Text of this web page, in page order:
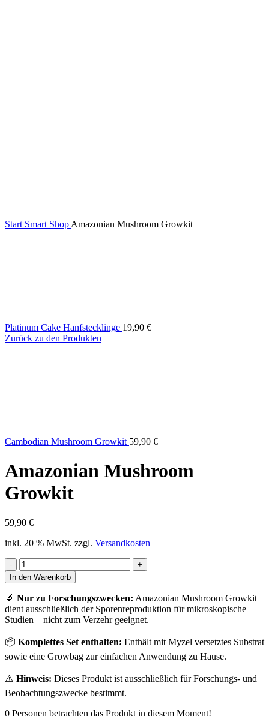
Start Smart Shop Amazonian Mushroom Growkit
Platinum Cake Hanfstecklinge 19,90 €
Zurück zu den Produkten
Cambodian Mushroom Growkit 59,90 €
Amazonian Mushroom
Growkit
59,90 €
inkl. 20 % MwSt. zzgl. Versandkosten
Amazonian
Mushroom
Growkit
Menge
In den Warenkorb
🔬 Nur zu Forschungszwecken: Amazonian Mushroom Growkit
dient ausschließlich der Sporenreproduktion für mikroskopische
Studien – nicht zum Verzehr geeignet.
📦 Komplettes Set enthalten: Enthält mit Myzel versetztes Substrat
sowie eine Growbag zur einfachen Anwendung zu Hause.
⚠️ Hinweis: Dieses Produkt ist ausschließlich für Forschungs- und
Beobachtungszwecke bestimmt.
0 Personen betrachten das Produkt in diesem Moment!